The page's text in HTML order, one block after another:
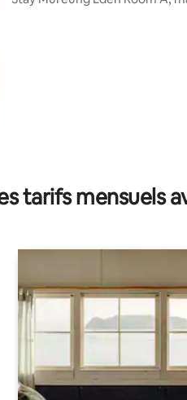
sur 5
moyenne sur la base de 13
tarifs mensuels